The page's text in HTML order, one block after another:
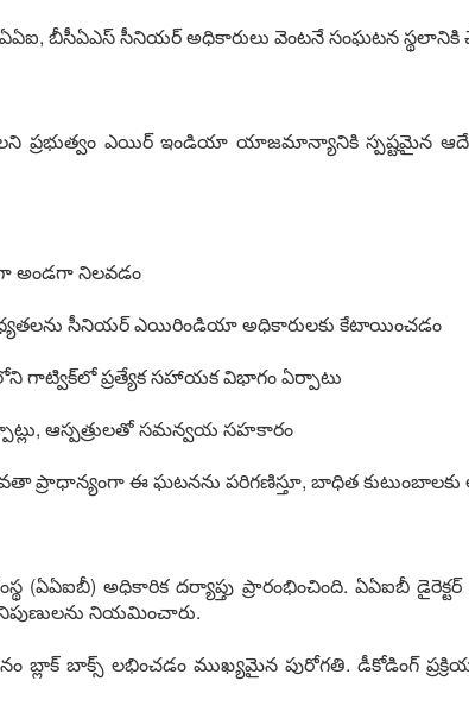
బీసీఏఎస్ సీనియర్ అధికారులు వెంటనే సంఘటన స్థలానికి
ప్రభుత్వం ఎయిర్ ఇండియా యాజమాన్యానికి స్పష్టమైన
అండగా నిలవడం
సీనియర్ ఎయిరిండియా అధికారులకు కేటాయించడం
గాట్విక్‌లో ప్రత్యేక సహాయక విభాగం ఏర్పాటు
ఆస్పత్రులతో సమన్వయ సహకారం
ప్రాధాన్యంగా ఈ ఘటనను పరిగణిస్తూ, బాధిత కుటుంబాలకు
(ఏఏఐబీ) అధికారిక దర్యాప్తు ప్రారంభించింది. ఏఏఐబీ
నియమించారు.
బాక్స్‌ లభించడం ముఖ్యమైన పురోగతి. డీకోడింగ్